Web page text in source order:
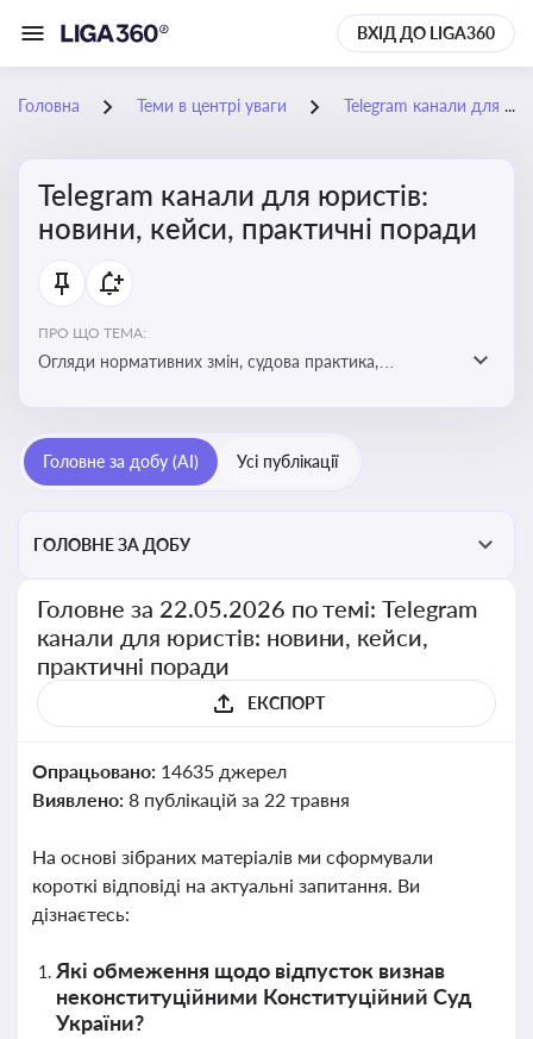
ВХІД ДО LIGA360
Головна Теми в центрі уваги Telegram канали для юристів: новини, кейси, практичні поради
Telegram канали для юристів:
новини, кейси, практичні поради
ПРО ЩО ТЕМА:
Огляди нормативних змін, судова практика,
каналах
Головне за добу (AI) Усі публікації
ГОЛОВНЕ ЗА ДОБУ
Головне за 22.05.2026 по темі: Telegram
канали для юристів: новини, кейси,
практичні поради
ЕКСПОРТ
Опрацьовано: 14635 джерел
Виявлено: 8 публікацій за 22 травня
На основі зібраних матеріалів ми сформували
короткі відповіді на актуальні запитання. Ви
дізнаєтесь:
Які обмеження щодо відпусток визнав
неконституційними Конституційний Суд
України?